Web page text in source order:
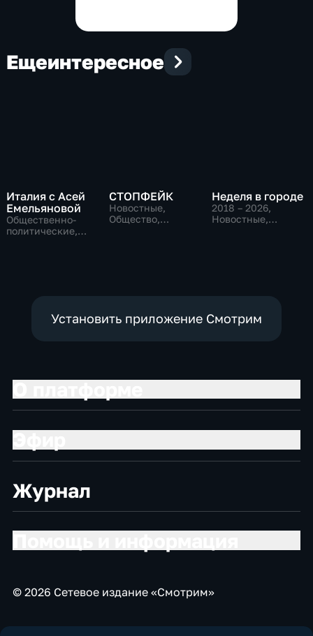
Ещеинтересное
Италия с Асей
Емельяновой
Общественно-
политические,
СТОПФЕЙК
Новостные,
Общество,
Неделя в городе
2018 – 2026,
Новостные,
Установить приложение Смотрим
Журнал
© 2026 Сетевое издание «Смотрим»